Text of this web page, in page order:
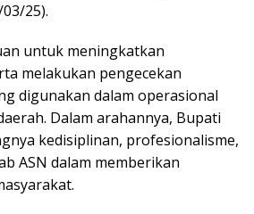
25).
untuk meningkatkan
melakukan pengecekan
digunakan dalam operasional
Dalam arahannya, Bupati
kedisiplinan, profesionalisme,
ASN dalam memberikan